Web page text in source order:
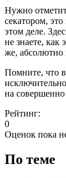
Нужно
секатором,
этом деле.
не знаете, как
же, абсолютно
Помните, что
на
Рейтинг:
0
Оценок пока
По теме